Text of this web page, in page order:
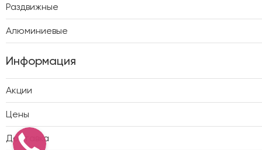
Раздвижные
Алюминиевые
Информация
Акции
Цены
Доставка